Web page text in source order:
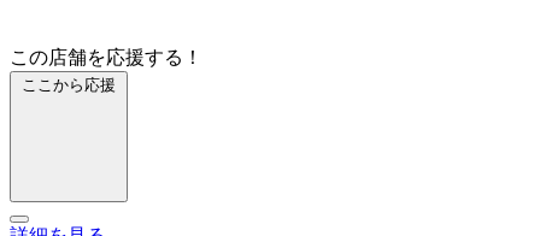
この店舗を応援する！
ここから応援